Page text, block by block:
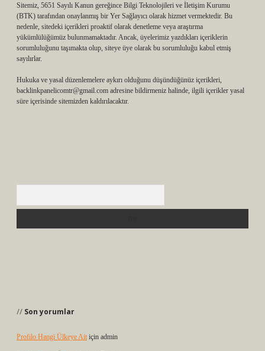
Sitemiz, 5651 Sayılı Kanun gereğince Bilgi Teknolojileri ve İletişim Kurumu
(BTK) tarafından onaylanmış bir Yer Sağlayıcı olarak hizmet vermektedir. Bu
nedenle, sitedeki içerikleri proaktif olarak denetleme veya araştırma
yükümlülüğümüz bulunmamaktadır. Ancak, üyelerimiz yazdıkları içeriklerin
sorumluluğunu taşımakta olup, siteye üye olarak bu sorumluluğu kabul etmiş
sayılırlar.
Hukuka ve yasal düzenlemelere aykırı olduğunu düşündüğünüz içerikleri,
backlinkpanelicomtr@gmail.com adresine bildirmeniz halinde, ilgili içerikler yasal
süre içerisinde sitemizden kaldırılacaktır.
Son yorumlar
Profilo Hangi Ülkeye Ait için admin